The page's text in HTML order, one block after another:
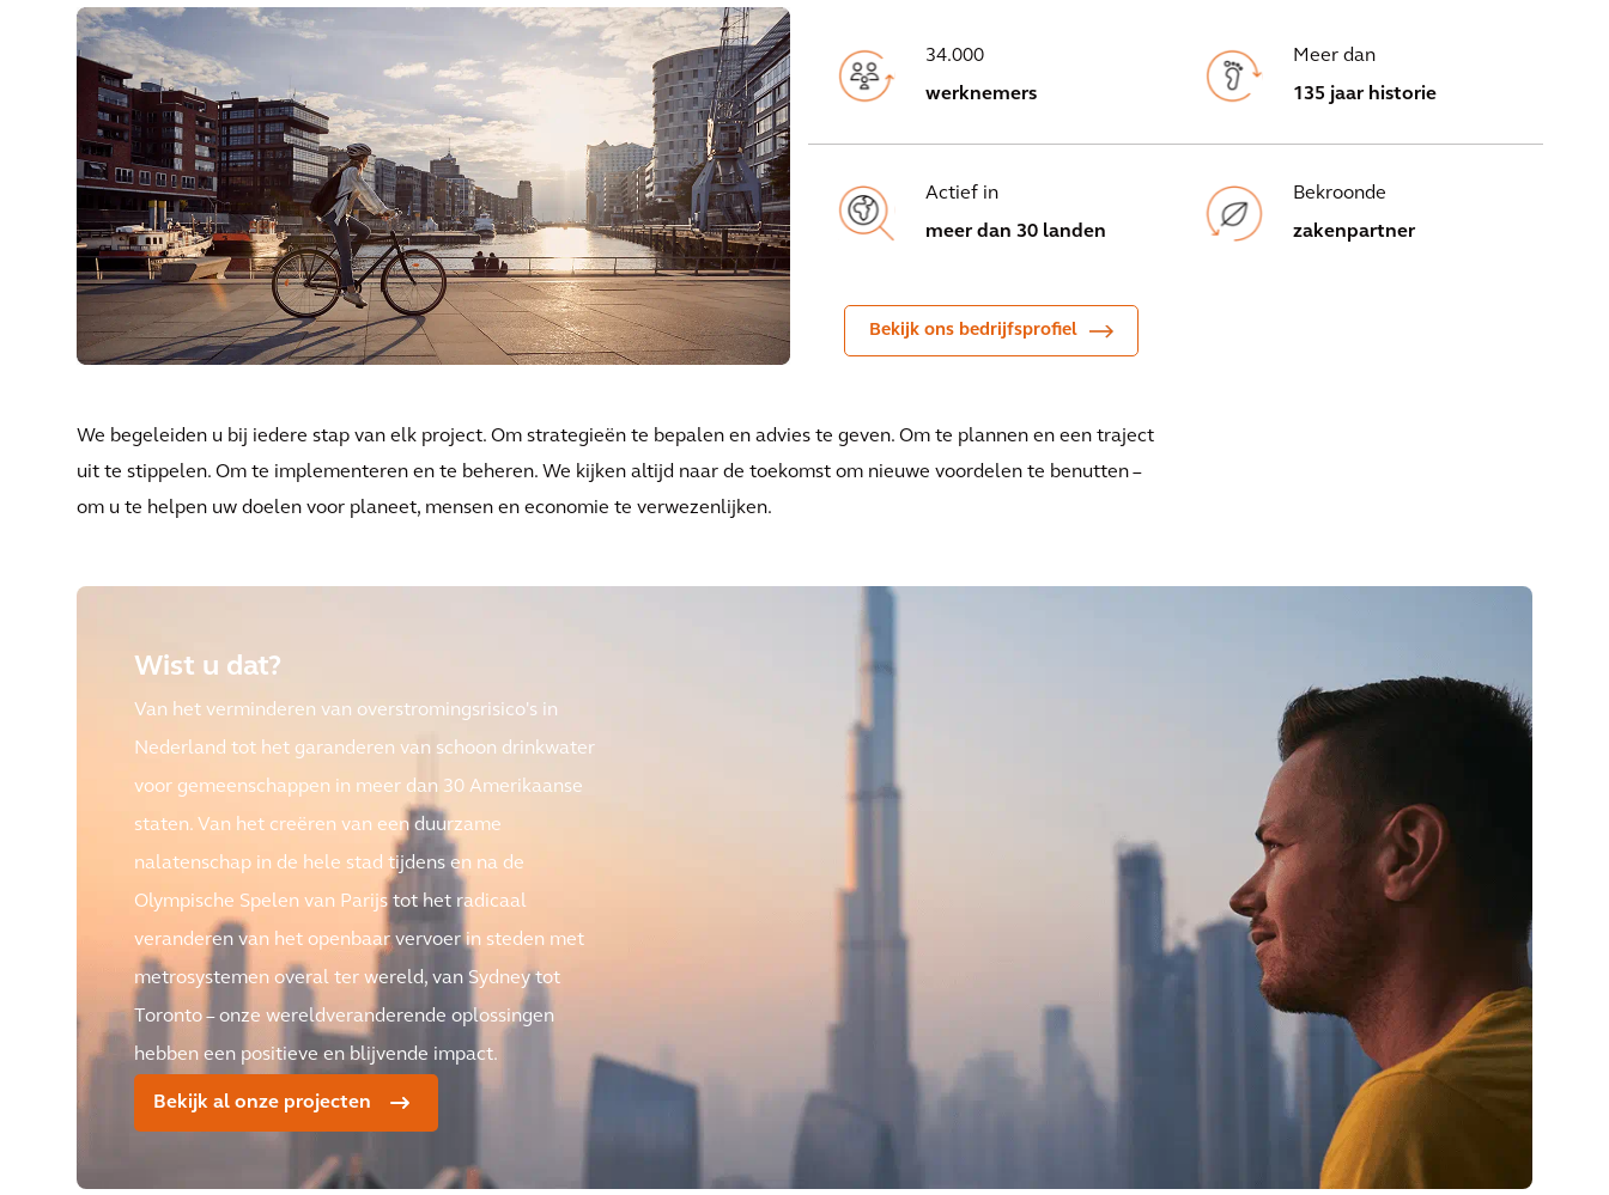
34.000
werknemers
Meer dan
135 jaar historie
Actief in
meer dan 30 landen
Bekroonde
zakenpartner
Bekijk ons bedrijfsprofiel
We begeleiden u bij iedere stap van elk project. Om strategieën te bepalen en advies te geven. Om te plannen en een traject
uit te stippelen. Om te implementeren en te beheren. We kijken altijd naar de toekomst om nieuwe voordelen te benutten –
om u te helpen uw doelen voor planeet, mensen en economie te verwezenlijken.
Wist u dat?
Van het verminderen van overstromingsrisico's in
Nederland tot het garanderen van schoon drinkwater
voor gemeenschappen in meer dan 30 Amerikaanse
staten. Van het creëren van een duurzame
nalatenschap in de hele stad tijdens en na de
Olympische Spelen van Parijs tot het radicaal
veranderen van het openbaar vervoer in steden met
metrosystemen overal ter wereld, van Sydney tot
Toronto – onze wereldveranderende oplossingen
hebben een positieve en blijvende impact.
Bekijk al onze projecten